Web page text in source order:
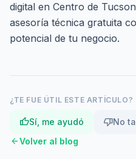
digital en Centro de
asesoría técnica gratuita
potencial de tu negocio.
¿TE FUE ÚTIL ESTE ARTÍCULO?
thumb_upSí, me ayudó thumb_downNo
arrow_backVolver al blog